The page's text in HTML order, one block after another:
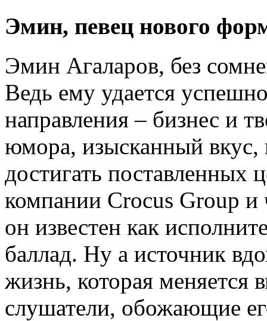
Эмин, певец нового
Эмин Агаларов, без
Ведь ему удается
направления – бизнес и
юмора, изысканный вкус,
достигать поставленных
компании Crocus Group
он известен как
баллад. Ну а источник
жизнь, которая меняется
слушатели, обожающие